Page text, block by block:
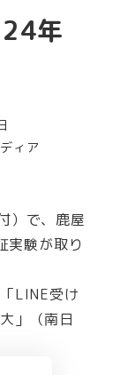
年
リー
ィア
）で、鹿屋
実験が取り
LINE受け
」（南日